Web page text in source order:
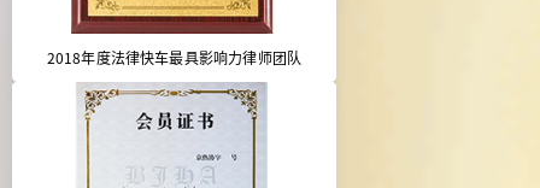
2018年度法律快车最具影响力律师团队